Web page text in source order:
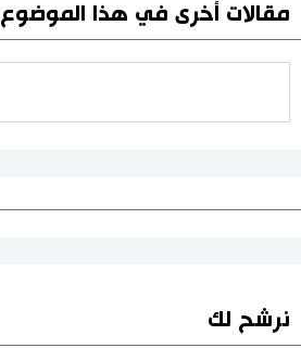
مقالات أخرى في هذا الموضوع
نرشح لك